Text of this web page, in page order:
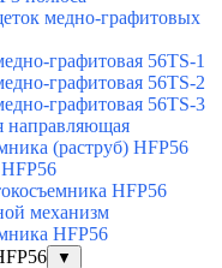
медно-графитовых
графитовая 56TS-1
графитовая 56TS-2
графитовая 56TS-3
направляющая
(раструб) HFP56
HFP56
механизм
HFP56
▼